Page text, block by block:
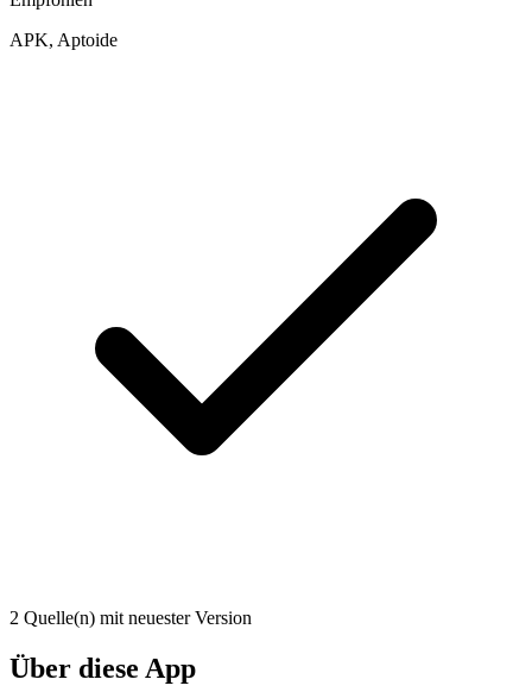
APK, Aptoide
2 Quelle(n) mit neuester Version
Über diese App